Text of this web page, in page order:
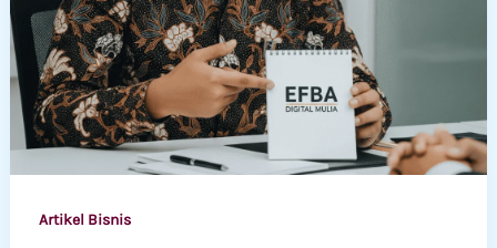
Artikel Bisnis